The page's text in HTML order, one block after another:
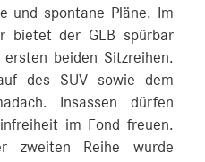
und spontane Pläne. Im
bietet der GLB spürbar
beiden Sitzreihen.
des SUV sowie dem
Insassen dürfen
im Fond freuen.
zweiten Reihe wurde